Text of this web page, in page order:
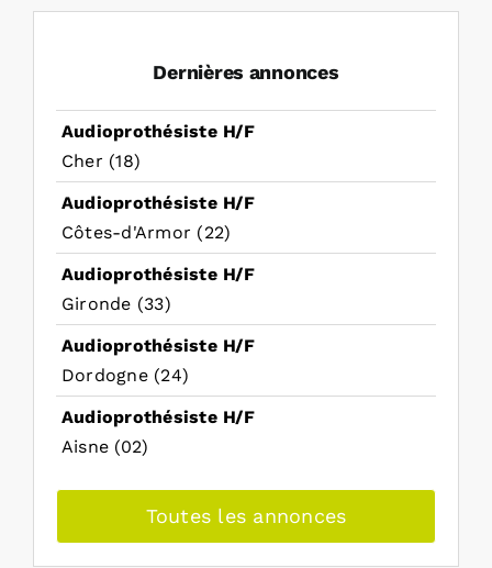
Dernières annonces
Audioprothésiste H/F
Cher (18)
Audioprothésiste H/F
Côtes-d'Armor (22)
Audioprothésiste H/F
Gironde (33)
Audioprothésiste H/F
Dordogne (24)
Audioprothésiste H/F
Aisne (02)
Toutes les annonces